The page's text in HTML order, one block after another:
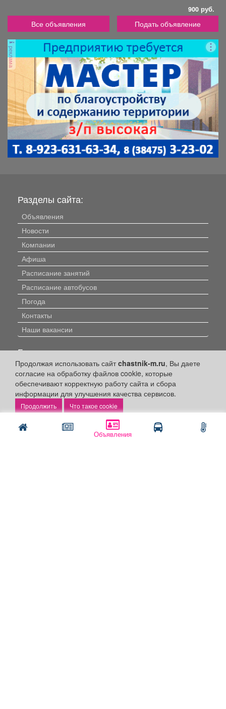
Объявления
900 руб.
Все объявления Подать объявление
реклама
Продолжая использовать сайтchastnik-m.ru, Вы даете
согласие на обработку файлов cookie, которые
обеспечивают корректную работу сайта и сбора
информации для улучшения качества сервисов.
Что такое cookie
Разделы сайта:
Объявления
Новости
Компании
Афиша
Расписание занятий
Расписание автобусов
Погода
Контакты
Наши вакансии
Быстрые ссылки:
Установить приложение
Личный кабинет
Подать объявление
Подать объявление в газету
Поздравить